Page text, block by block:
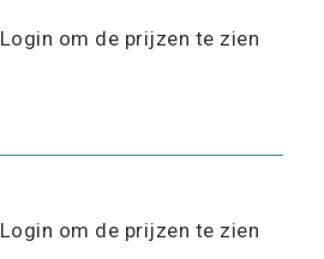
Login om de prijzen te zien
Login om de prijzen te zien